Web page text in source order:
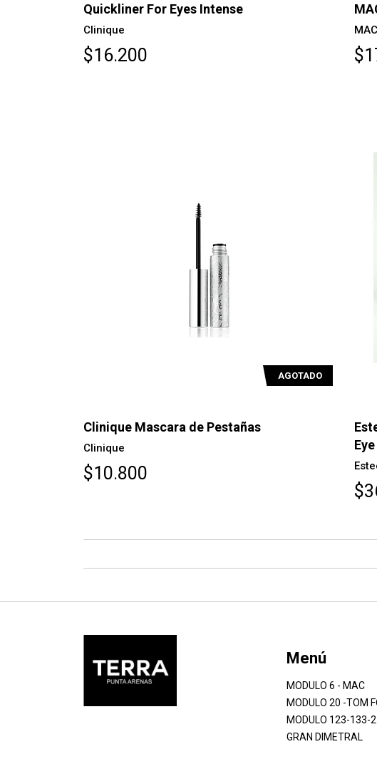
Quickliner For Eyes Intense
Clinique
$16.200
MAC
AGOTADO
Clinique Mascara de Pestañas
Clinique
$10.800
Menú
MODULO 6 - MAC
MODULO 20 -TOM
MODULO 123-133-
GRAN DIMETRAL